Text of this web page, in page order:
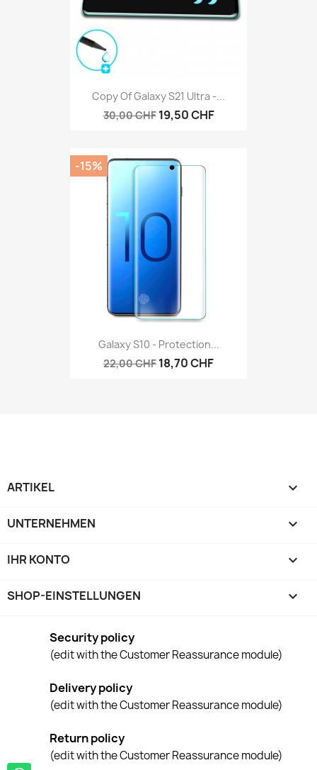
Copy Of Galaxy S21 Ultra -...
30,00 CHF 19,50 CHF
Galaxy S10 - Protection...
22,00 CHF 18,70 CHF
-15%
ARTIKEL 
UNTERNEHMEN 
IHR KONTO 
SHOP-EINSTELLUNGEN keyboard_arrow_down
Security policy
(edit with the Customer Reassurance module)
Delivery policy
(edit with the Customer Reassurance module)
Return policy
(edit with the Customer Reassurance module)